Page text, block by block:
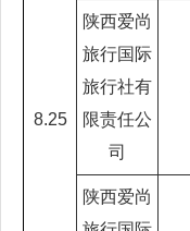
8.25
陕西爱尚
旅行国际
旅行社有
限责任公
司
陕西爱尚